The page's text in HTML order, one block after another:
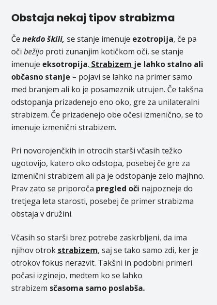
Obstaja nekaj tipov strabizma
Če nekdo škili, se stanje imenuje ezotropija, če pa
oči bežijo proti zunanjim kotičkom oči, se stanje
imenuje eksotropija. Strabizem je lahko stalno ali
občasno stanje – pojavi se lahko na primer samo
med branjem ali ko je posameznik utrujen. Če takšna
odstopanja prizadenejo eno oko, gre za unilateralni
strabizem. Če prizadenejo obe očesi izmenično, se to
imenuje izmenični strabizem.
Pri novorojenčkih in otrocih starši včasih težko
ugotovijo, katero oko odstopa, posebej če gre za
izmenični strabizem ali pa je odstopanje zelo majhno.
Prav zato se priporoča pregled oči najpozneje do
tretjega leta starosti, posebej če primer strabizma
obstaja v družini.
Včasih so starši brez potrebe zaskrbljeni, da ima
njihov otrok strabizem, saj se tako samo zdi, ker je
otrokov fokus nerazvit. Takšni in podobni primeri
počasi izginejo, medtem ko se lahko
strabizem sčasoma samo poslabša.